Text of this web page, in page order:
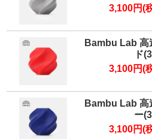
3,100円(
Bambu Lab 高
ド
3,100円(
Bambu Lab 高
ー
3,100円(